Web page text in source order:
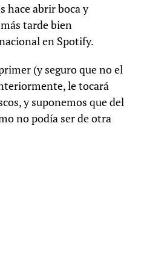
hace abrir boca y
tarde bien
en Spotify.
(y seguro que no el
le tocará
y suponemos que del
no podía ser de otra